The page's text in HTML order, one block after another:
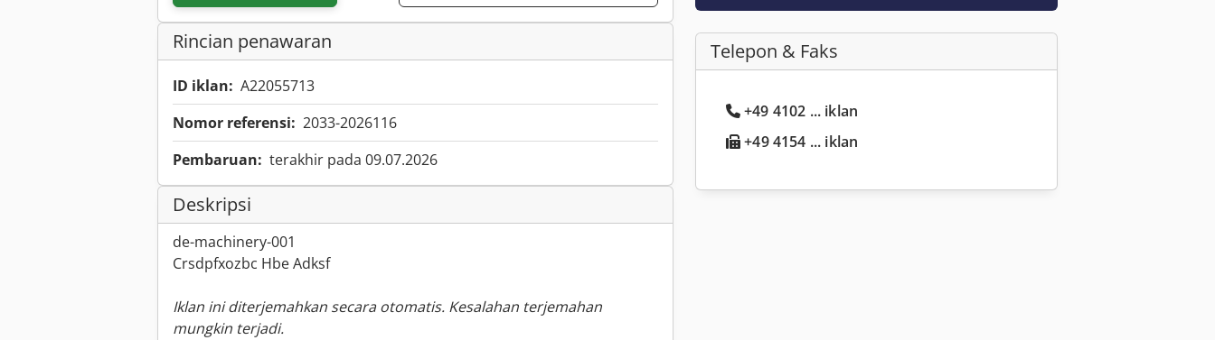
Rincian penawaran
ID iklan: A22055713
Nomor referensi: 2033-2026116
Pembaruan: terakhir pada 09.07.2026
Deskripsi
de-machinery-001
Crsdpfxozbc Hbe Adksf
Iklan ini diterjemahkan secara otomatis. Kesalahan terjemahan
mungkin terjadi.
Telepon & Faks
+49 4102 ... iklan
+49 4154 ... iklan